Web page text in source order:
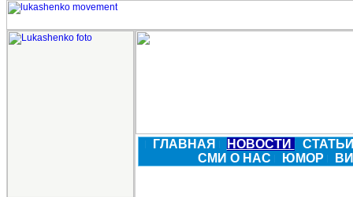
ГЛАВНАЯ НОВОСТИ
СМИ О НАС
ЮМОР